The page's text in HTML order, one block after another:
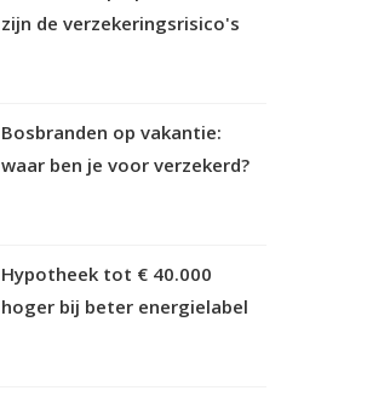
zijn de verzekeringsrisico's
Bosbranden op vakantie:
waar ben je voor verzekerd?
Hypotheek tot € 40.000
hoger bij beter energielabel